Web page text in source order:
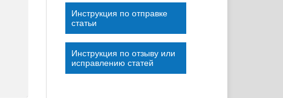
Инструкция по отправке
статьи
Инструкция по отзыву или
исправлению статей